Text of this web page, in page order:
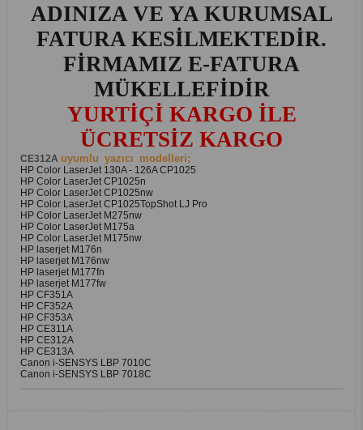
ADINIZA VE YA KURUMSAL
FATURA KESİLMEKTEDİR.
FİRMAMIZ E-FATURA
MÜKELLEFİDİR
YURTİÇİ KARGO İLE
ÜCRETSİZ KARGO
CE312A uyumlu yazıcı modelleri;
HP Color LaserJet 130A - 126A CP1025
HP Color LaserJet CP1025n
HP Color LaserJet CP1025nw
HP Color LaserJet CP1025TopShot LJ Pro
HP Color LaserJet M275nw
HP Color LaserJet M175a
HP Color LaserJet M175nw
HP laserjet M176n
HP laserjet M176nw
HP laserjet M177fn
HP laserjet M177fw
HP CF351A
HP CF352A
HP CF353A
HP CE311A
HP CE312A
HP CE313A
Canon i-SENSYS LBP 7010C
Canon i-SENSYS LBP 7018C